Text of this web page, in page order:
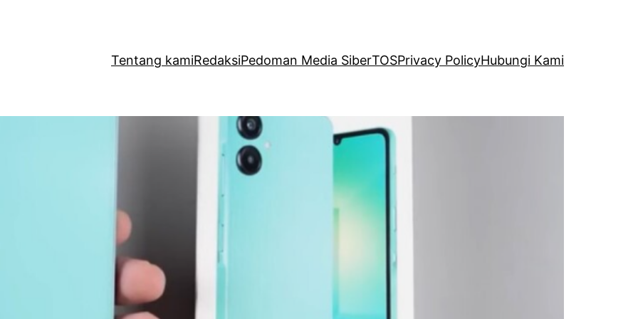
Tentang kamiRedaksiPedoman Media SiberTOSPrivacy PolicyHubungi Kami